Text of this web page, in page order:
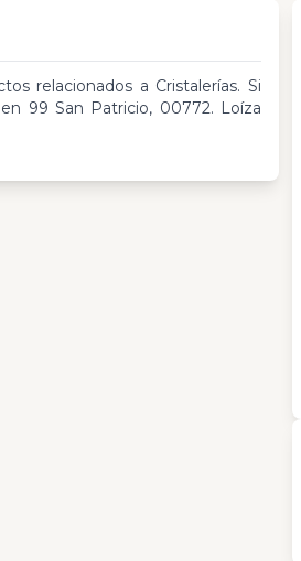
relacionados a Cristalerías. Si
99 San Patricio, 00772. Loíza